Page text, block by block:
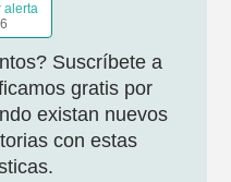
alerta
Suscríbete a
gratis por
existan nuevos
con estas